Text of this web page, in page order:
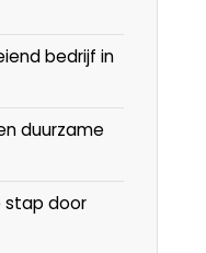
bedrijf in
duurzame
stap door